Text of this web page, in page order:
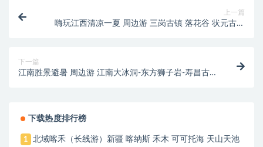
上一篇
嗨玩江西清凉一夏 周边游 三岗古镇 落花谷 状元古城
下一篇
江南胜景避暑 周边游 江南大冰洞-东方狮子岩-寿昌古镇
下载热度排行榜
1
北域喀禾（长线游）新疆 喀纳斯 禾木 可可托海 天山天池